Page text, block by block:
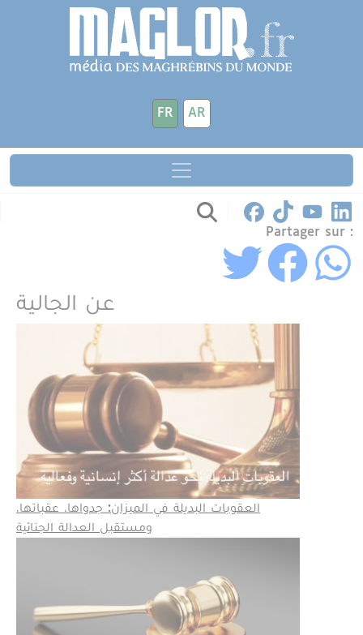
Aller au contenu principal
FR AR
Partager sur :
عن الجالية
العقوبات البديلة في الميزان: جدواها، عقباتها،
ومستقبل العدالة الجنائية
Panneau de gestion des cookies